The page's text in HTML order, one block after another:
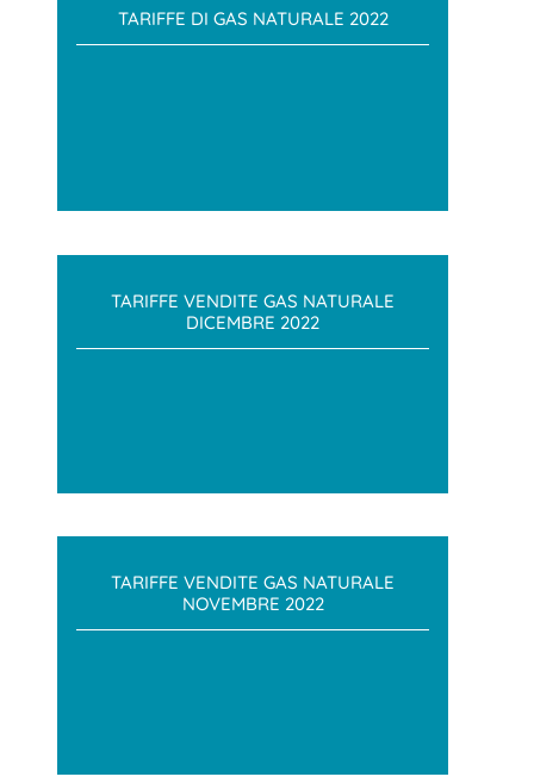
TARIFFE DI GAS NATURALE 2022
TARIFFE VENDITE GAS NATURALE
DICEMBRE 2022
TARIFFE VENDITE GAS NATURALE
NOVEMBRE 2022